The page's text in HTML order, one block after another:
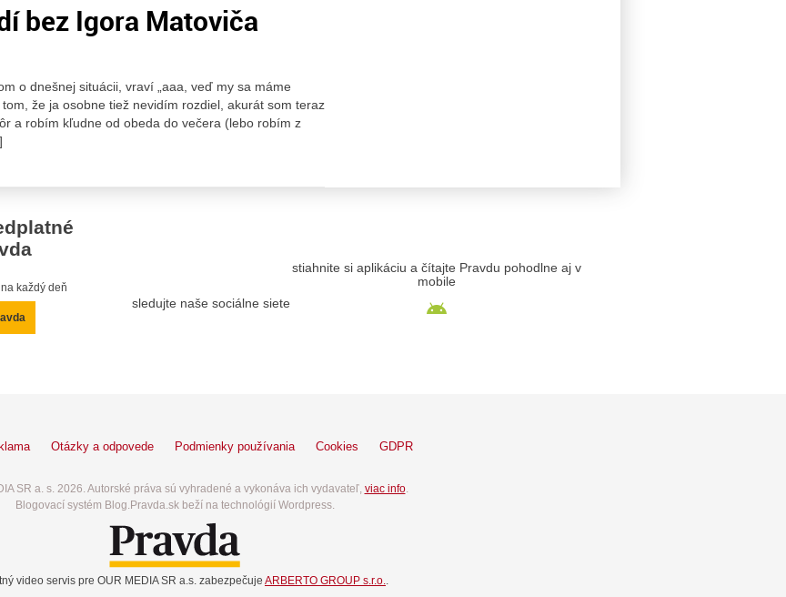
bez Igora Matoviča
o dnešnej situácii, vraví „aaa, veď my sa máme
že ja osobne tiež nevidím rozdiel, akurát som teraz
a robím kľudne od obeda do večera (lebo robím z
každý deň
sledujte naše sociálne siete
stiahnite si aplikáciu a čítajte Pravdu pohodlne aj v
mobile
Otázky a odpovede Podmienky používania Cookies GDPR
SR a. s. 2026. Autorské práva sú vyhradené a vykonáva ich vydavateľ, viac info.
Blogovací systém Blog.Pravda.sk beží na technológií Wordpress.
video servis pre OUR MEDIA SR a.s. zabezpečuje ARBERTO GROUP s.r.o..